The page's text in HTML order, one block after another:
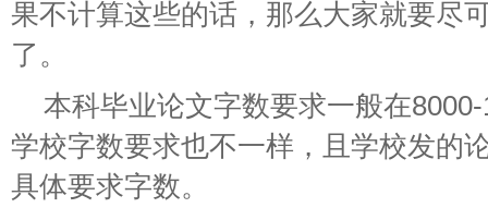
果不计算这些的话，那么大家就要尽
了。
本科毕业论文字数要求一般在
学校字数要求也不一样，且学校发的
具体要求字数。